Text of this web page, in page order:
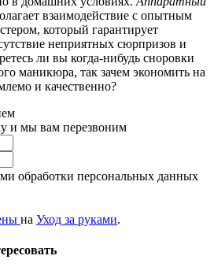
взаимодействие с опытным
который гарантирует
неприятных сюрпризов и
ли вы когда-нибудь сноровки
маникюра, так зачем экономить на
и качественно?
и мы вам перезвоним
обработки персональных данных
на Уход за руками.